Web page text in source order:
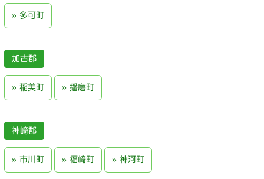
多可町
加古郡
稲美町 播磨町
神崎郡
市川町 福崎町 神河町